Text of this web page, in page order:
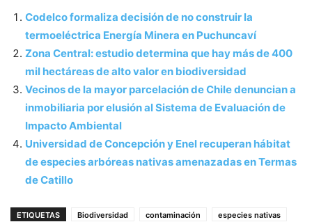
Codelco formaliza decisión de no construir la
termoeléctrica Energía Minera en Puchuncaví
Zona Central: estudio determina que hay más de 400
mil hectáreas de alto valor en biodiversidad
Vecinos de la mayor parcelación de Chile denuncian a
inmobiliaria por elusión al Sistema de Evaluación de
Impacto Ambiental
Universidad de Concepción y Enel recuperan hábitat
de especies arbóreas nativas amenazadas en Termas
de Catillo
ETIQUETAS Biodiversidad contaminación
especies nativas